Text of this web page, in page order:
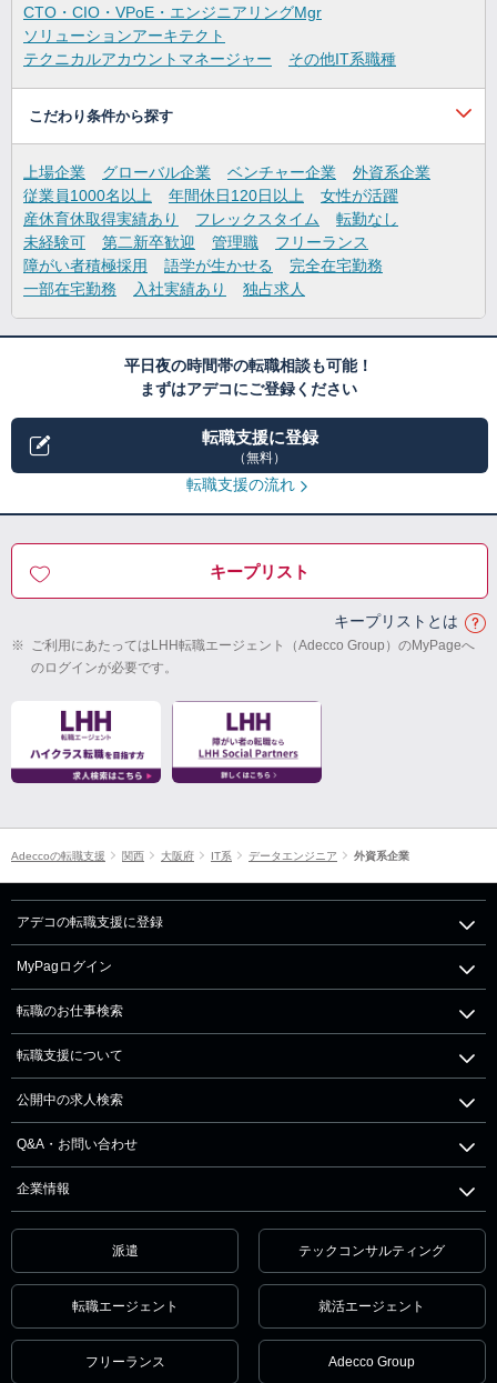
CTO・CIO・VPoE・エンジニアリングMgr
ソリューションアーキテクト
テクニカルアカウントマネージャー
その他IT系職種
こだわり条件から探す
上場企業 グローバル企業 ベンチャー企業
外資系企業
従業員1000名以上
年間休日120日以上
女性が活躍
産休育休取得実績あり
フレックスタイム
転勤なし
未経験可
第二新卒歓迎 管理職
フリーランス
障がい者積極採用
語学が生かせる
完全在宅勤務
一部在宅勤務
入社実績あり 独占求人
平日夜の時間帯の転職相談も可能！
まずはアデコにご登録ください
転職支援に登録
（無料）
転職支援の流れ
キープリスト
キープリストとは
※ ご利用にあたってはLHH転職エージェント（Adecco Group）のMyPageへ
のログインが必要です。
Adeccoの転職支援 関西 大阪府 IT系 データエンジニア 外資系企業
アデコの転職支援に登録
MyPagログイン
転職のお仕事検索
転職支援について
公開中の求人検索
Q&A・お問い合わせ
企業情報
派遣 テックコンサルティング
転職エージェント 就活エージェント
フリーランス Adecco Group